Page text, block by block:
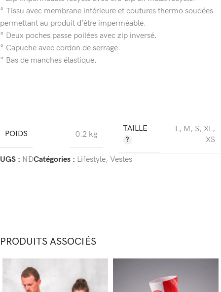
° Tissu avec membrane intérieure et coutures thermo soudées
permettant au produit d’être imperméable.
° Deux poches passe poilées avec zip inversé.
° Capuche avec cordon de serrage.
° Bas de manches élastique.
POIDS 0.2 kg
TAILLE L, M , S, XL,
XS
UGS : NDCatégories : Lifestyle, Vestes
PRODUITS ASSOCIÉS